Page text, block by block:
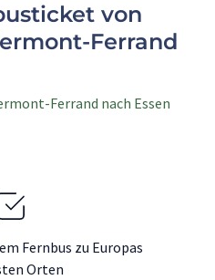
von
Ferrand
Ferrand nach Essen
Fernbus zu Europas
Orten